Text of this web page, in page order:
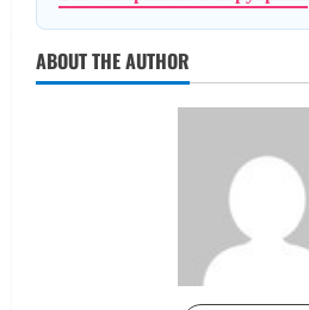
ABOUT THE AUTHOR